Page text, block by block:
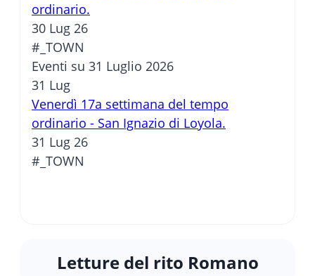
ordinario.
30 Lug 26
#_TOWN
Eventi su 31 Luglio 2026
31 Lug
Venerdì 17a settimana del tempo
ordinario - San Ignazio di Loyola.
31 Lug 26
#_TOWN
Letture del rito Romano